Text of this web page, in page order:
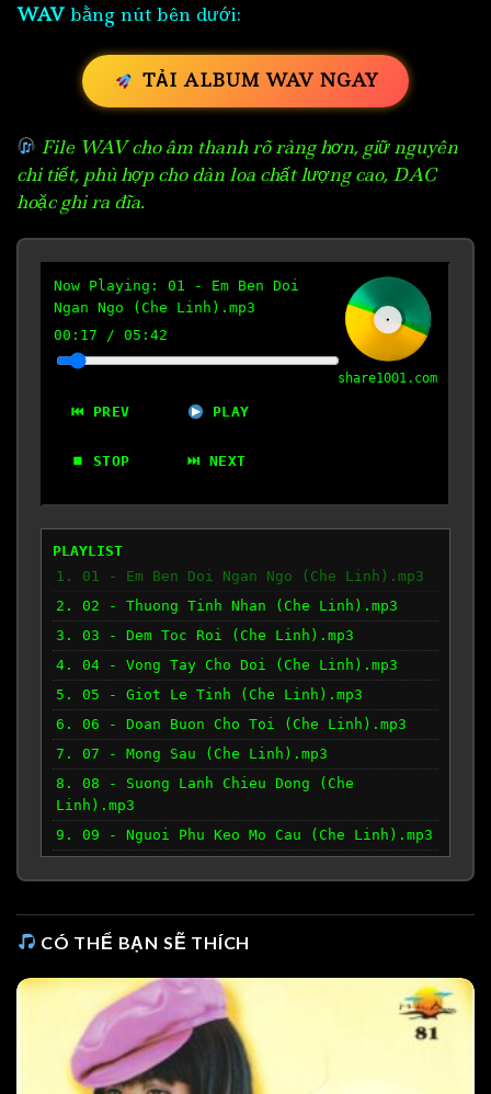
WAV bằng nút bên dưới:
TẢI ALBUM WAV NGAY
File WAV cho âm thanh rõ ràng hơn, giữ nguyên
chi tiết, phù hợp cho dàn loa chất lượng cao, DAC
hoặc ghi ra đĩa.
Now Playing: 01 - Em Ben Doi
Ngan Ngo (Che Linh).mp3
00:18 / 05:42
⏮ PREV PLAY
⏹ STOP ⏭ NEXT
share1001.com
PLAYLIST
1. 01 - Em Ben Doi Ngan Ngo (Che Linh).mp3
2. 02 - Thuong Tinh Nhan (Che Linh).mp3
3. 03 - Dem Toc Roi (Che Linh).mp3
4. 04 - Vong Tay Cho Doi (Che Linh).mp3
5. 05 - Giot Le Tinh (Che Linh).mp3
6. 06 - Doan Buon Cho Toi (Che Linh).mp3
7. 07 - Mong Sau (Che Linh).mp3
8. 08 - Suong Lanh Chieu Dong (Che
Linh).mp3
9. 09 - Nguoi Phu Keo Mo Cau (Che Linh).mp3
CÓ THỂ BẠN SẼ THÍCH